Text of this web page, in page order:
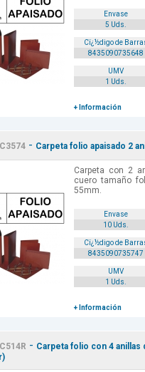
Envase
5 Uds.
Cï¿½digo de
8435090735648
UMV
1 Uds.
+ Información
C3574 - Carpeta folio apaisado 2
Carpeta con 2
cuero tamaño
55mm.
Envase
10 Uds.
Cï¿½digo de
8435090735747
UMV
1 Uds.
+ Información
C514R - Carpeta folio con 4